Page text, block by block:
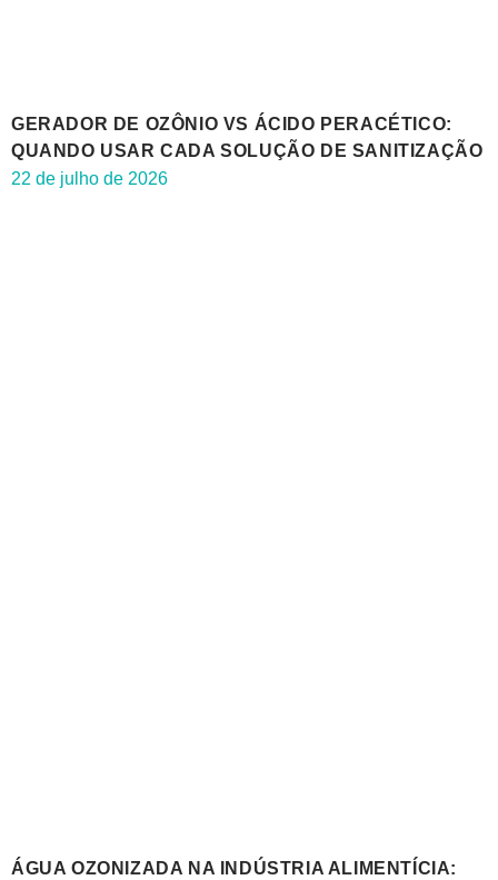
GERADOR DE OZÔNIO VS ÁCIDO PERACÉTICO:
QUANDO USAR CADA SOLUÇÃO DE SANITIZAÇÃO
22 de julho de 2026
ÁGUA OZONIZADA NA INDÚSTRIA ALIMENTÍCIA: